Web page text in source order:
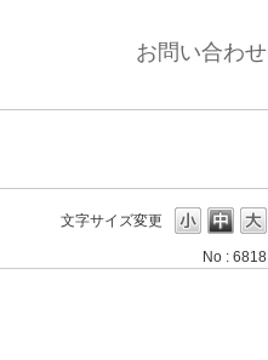
お問い合わせ
文字サイズ変更
No : 6818